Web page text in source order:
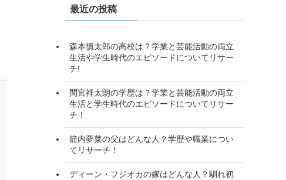
最近の投稿
森本慎太郎の高校は？学業と芸能活動の両立
生活や学生時代のエピソードについてリサー
チ!
間宮祥太朗の学歴は？学業と芸能活動の両立
生活と学生時代のエピソードについてリサー
チ！
箭内夢菜の父はどんな人？学歴や職業につい
てリサーチ！
ディーン・フジオカの嫁はどんな人？馴れ初